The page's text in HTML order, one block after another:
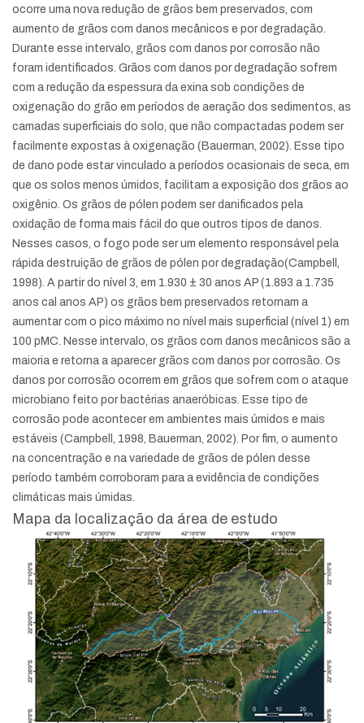
ocorre uma nova redução de grãos bem preservados, com
aumento de grãos com danos mecânicos e por degradação.
Durante esse intervalo, grãos com danos por corrosão não
foram identificados. Grãos com danos por degradação sofrem
com a redução da espessura da exina sob condições de
oxigenação do grão em períodos de aeração dos sedimentos, as
camadas superficiais do solo, que não compactadas podem ser
facilmente expostas à oxigenação (Bauerman, 2002). Esse tipo
de dano pode estar vinculado a períodos ocasionais de seca, em
que os solos menos úmidos, facilitam a exposição dos grãos ao
oxigênio. Os grãos de pólen podem ser danificados pela
oxidação de forma mais fácil do que outros tipos de danos.
Nesses casos, o fogo pode ser um elemento responsável pela
rápida destruição de grãos de pólen por degradação(Campbell,
1998). A partir do nível 3, em 1.930 ± 30 anos AP (1.893 a 1.735
anos cal anos AP) os grãos bem preservados retornam a
aumentar com o pico máximo no nível mais superficial (nível 1) em
100 pMC. Nesse intervalo, os grãos com danos mecânicos são a
maioria e retorna a aparecer grãos com danos por corrosão. Os
danos por corrosão ocorrem em grãos que sofrem com o ataque
microbiano feito por bactérias anaeróbicas. Esse tipo de
corrosão pode acontecer em ambientes mais úmidos e mais
estáveis (Campbell, 1998, Bauerman, 2002). Por fim, o aumento
na concentração e na variedade de grãos de pólen desse
período também corroboram para a evidência de condições
climáticas mais úmidas.
Mapa da localização da área de estudo